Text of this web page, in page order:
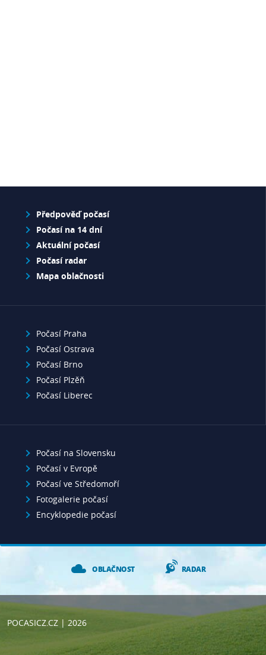
Předpověď počasí
Počasí na 14 dní
Aktuální počasí
Počasí radar
Mapa oblačnosti
Počasí Praha
Počasí Ostrava
Počasí Brno
Počasí Plzěň
Počasí Liberec
Počasí na Slovensku
Počasí v Evropě
Počasí ve Středomoří
Fotogalerie počasí
Encyklopedie počasí
OBLAČNOST RADAR
POCASICZ.CZ| 2026